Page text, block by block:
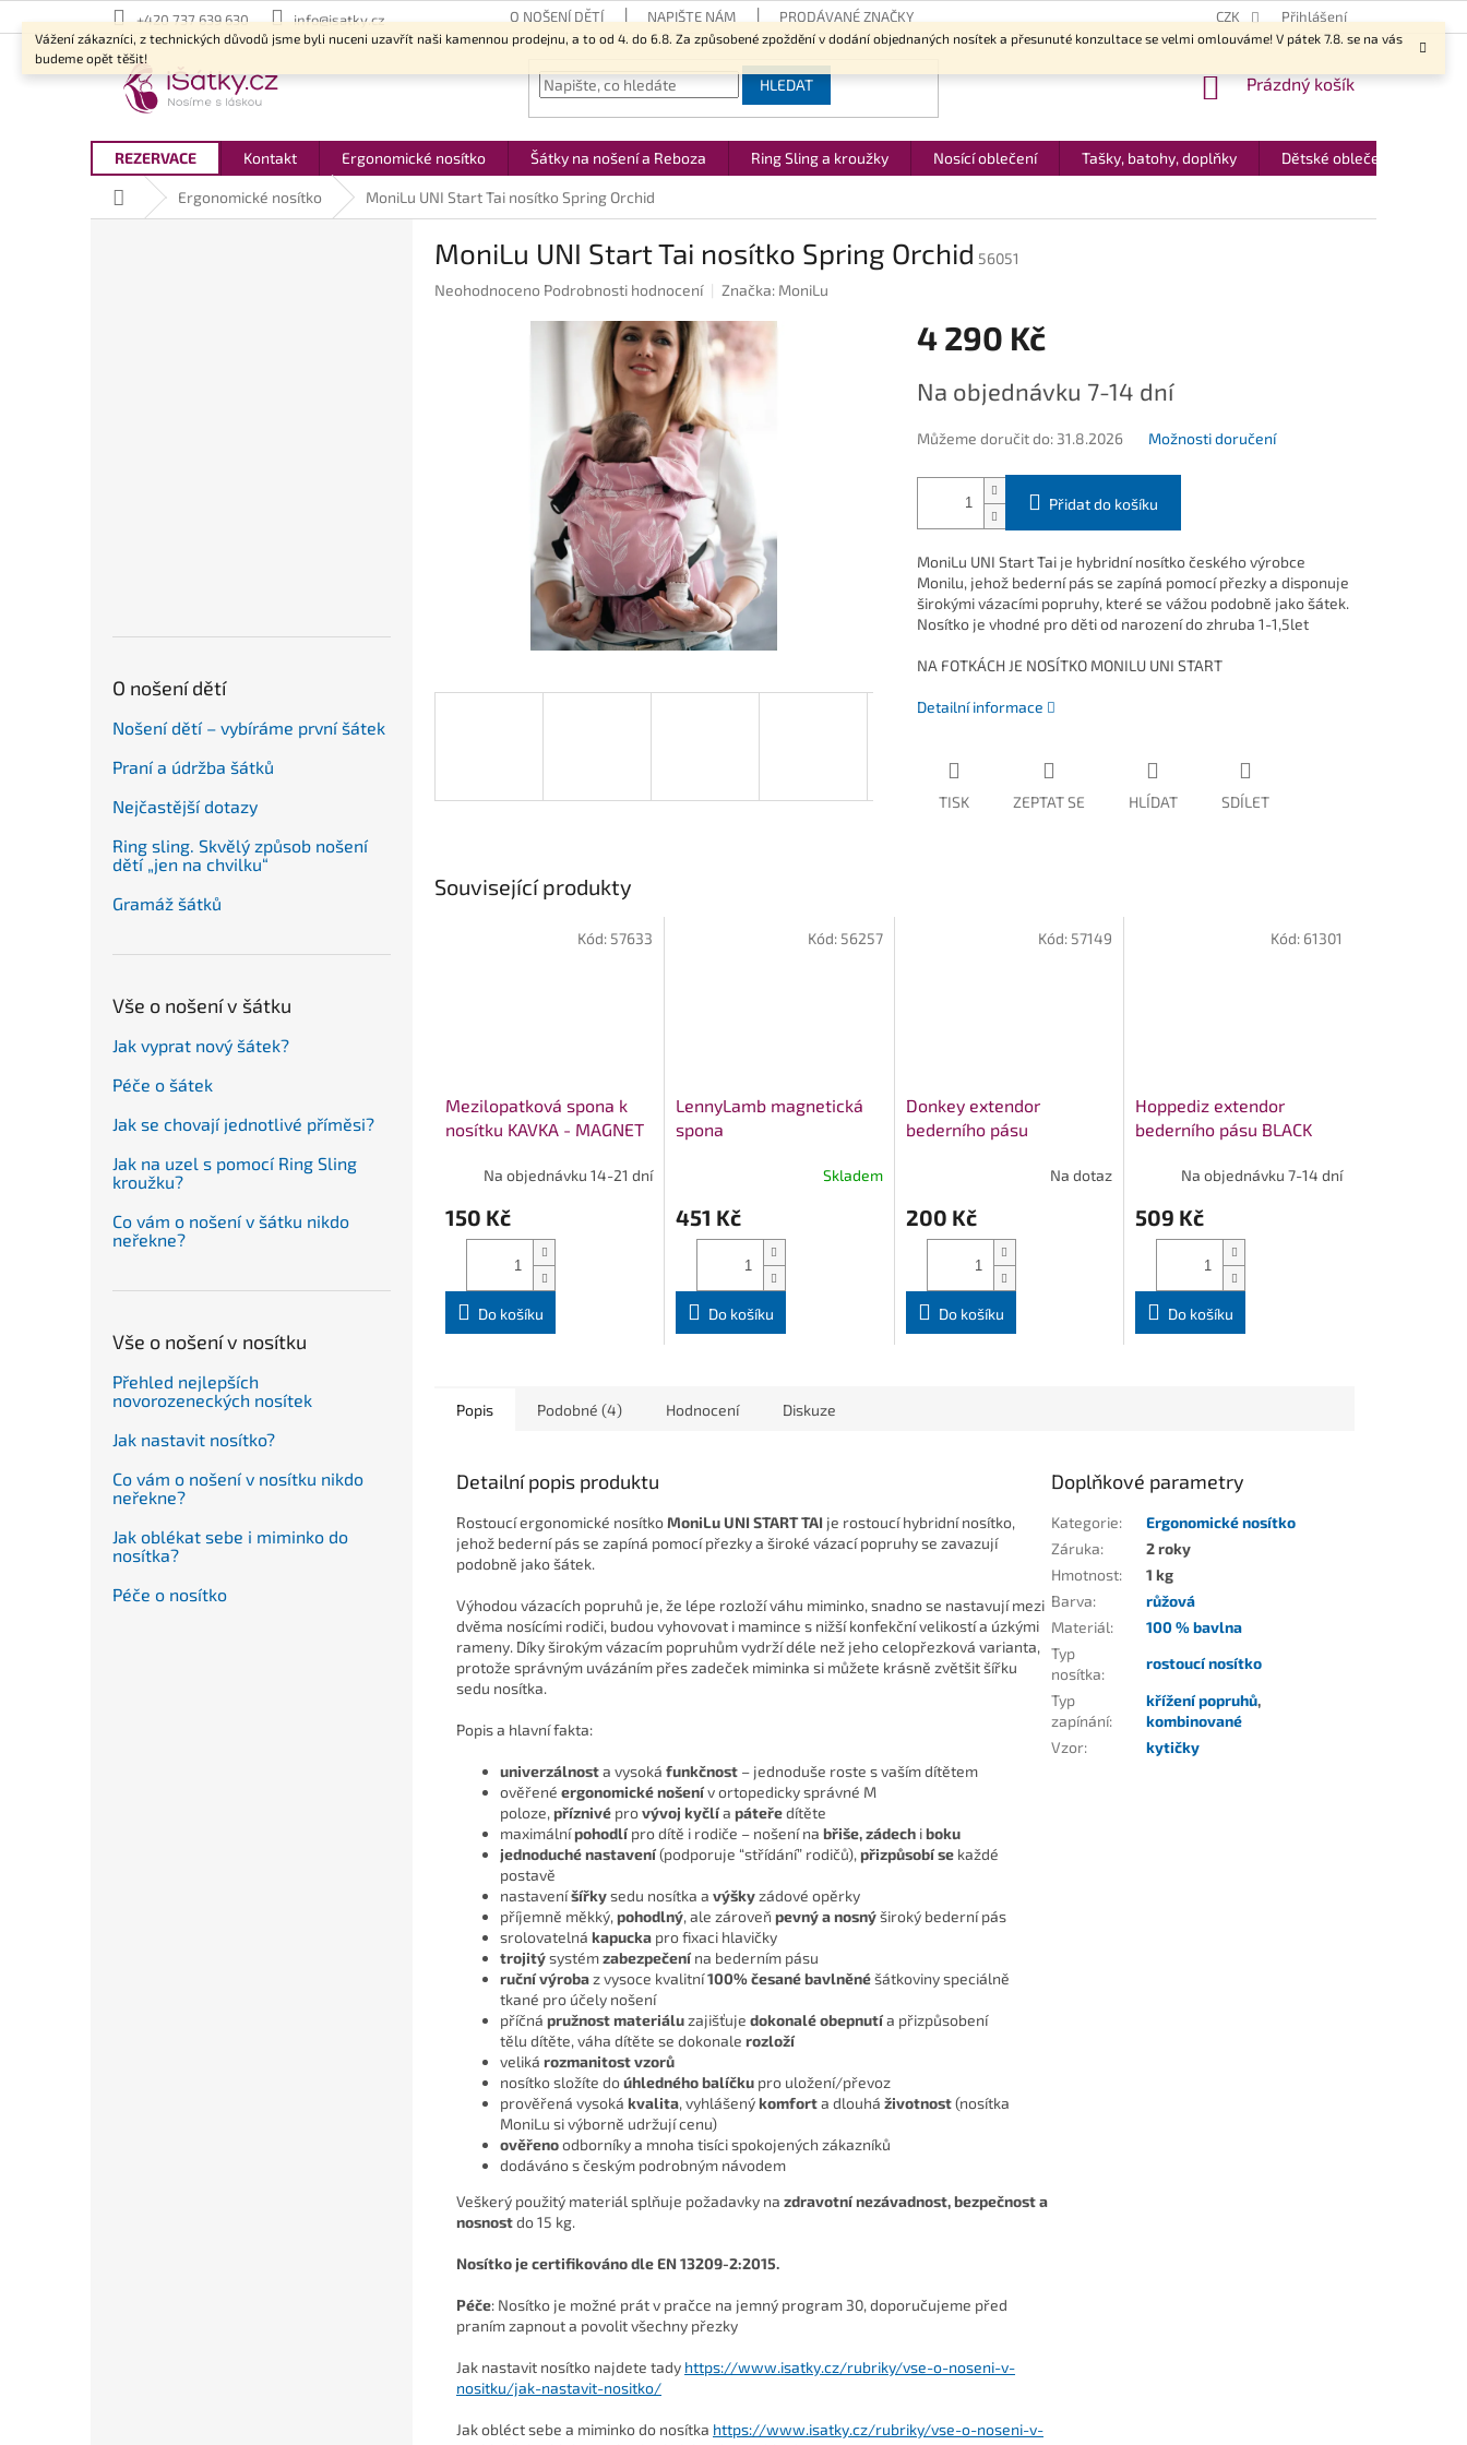
na
obsah
Vážení zákazníci, z technických důvodů jsme byli nuceni uzavřít naši kamennou prodejnu, a to od 4. do 6.8. Za způsobené zpoždění v dodání objednaných nosítek a přesunuté konzultace se velmi omlouváme! V pátek 7.8. se na vás
budeme opět těšit!
+420 737 639 630 info@isatky.cz O NOŠENÍ DĚTÍ NAPIŠTE NÁM PRODÁVANÉ ZNAČKY CZK Přihlášení
HLEDAT
NÁKUPNÍ
Prázdný košík
REZERVACE Kontakt Ergonomické nosítko Šátky na nošení a Reboza Ring Sling a kroužky Nosící oblečení Tašky, batohy, doplňky Dětské oblečení
Domů Ergonomické nosítko MoniLu UNI Start Tai nosítko Spring Orchid
O nošení dětí
Nošení dětí – vybíráme první šátek
Praní a údržba šátků
Nejčastější dotazy
Ring sling. Skvělý způsob nošení
dětí „jen na chvilku“
Gramáž šátků
Vše o nošení v šátku
Jak vyprat nový šátek?
Péče o šátek
Jak se chovají jednotlivé příměsi?
Jak na uzel s pomocí Ring Sling
kroužku?
Co vám o nošení v šátku nikdo
neřekne?
Vše o nošení v nosítku
Přehled nejlepších
novorozeneckých nosítek
Jak nastavit nosítko?
Co vám o nošení v nosítku nikdo
neřekne?
Jak oblékat sebe i miminko do
nosítka?
Péče o nosítko
MoniLu UNI Start Tai nosítko Spring Orchid 56051
Průměrné
Neohodnoceno Podrobnosti hodnocení Značka: MoniLu
4 290 Kč
cena:
Na objednávku 7-14 dní
Můžeme doručit do: 31.8.2026 Možnosti doručení
Přidat do košíku
MoniLu UNI Start Tai je hybridní nosítko českého výrobce
Monilu, jehož bederní pás se zapíná pomocí přezky a disponuje
širokými vázacími popruhy, které se vážou podobně jako šátek.
Nosítko je vhodné pro děti od narození do zhruba 1-1,5let
NA FOTKÁCH JE NOSÍTKO MONILU UNI START
Detailní informace
TISK ZEPTAT SE HLÍDAT SDÍLET
Související produkty
Mezilopatková spona k
nosítku KAVKA - MAGNET
Na objednávku 14-21 dní
150 Kč
Do košíku
Kód: 57633
LennyLamb magnetická
spona
Skladem
451 Kč
Do košíku
Kód: 56257
Donkey extendor
bederního pásu
Na dotaz
200 Kč
Do košíku
Kód: 57149
Hoppediz extendor
bederního pásu BLACK
Na objednávku 7-14 dní
509 Kč
Do košíku
Kód: 61301
Popis Podobné (4) Hodnocení Diskuze
Detailní popis produktu
Rostoucí ergonomické nosítkoMoniLu UNI STARTTAI je rostoucí hybridní nosítko,
jehož bederní pás se zapíná pomocí přezky a široké vázací popruhy se zavazují
podobně jako šátek.
Výhodou vázacích popruhů je, že lépe rozloží váhu miminko, snadno se nastavují mezi
dvěma nosícími rodiči, budou vyhovovat i mamince s nižší konfekční velikostí a úzkými
rameny. Díky širokým vázacím popruhům vydrží déle než jeho celopřezková varianta,
protože správným uvázáním přes zadeček miminka si můžete krásně zvětšit šířku
sedu nosítka.
Popis a hlavní fakta:
univerzálnosta vysoká funkčnost – jednoduše roste s vaším dítětem
ověřené ergonomické nošenív ortopedicky správné M
poloze, příznivé provývoj kyčlía páteředítěte
maximálnípohodlí pro dítě i rodiče – nošení na břiše, zádech iboku
jednoduché nastavení(podporuje “střídání” rodičů), přizpůsobí se každé
postavě
nastaveníšířkysedu nosítka a výškyzádové opěrky
příjemně měkký, pohodlný, ale zároveň pevný a nosnýširoký bederní pás
srolovatelná kapucka pro fixaci hlavičky
trojitýsystémzabezpečení na bederním pásu
ruční výrobaz vysoce kvalitní100% česanébavlněnéšátkoviny speciálně
tkané pro účely nošení
příčná pružnost materiáluzajišťuje dokonalé obepnutía přizpůsobení
tělu dítěte, váha dítěte se dokonale rozloží
veliká rozmanitost vzorů
nosítko složíte doúhledného balíčku pro uložení/převoz
prověřená vysoká kvalita, vyhlášenýkomforta dlouhá životnost(nosítka
MoniLu si výborně udržují cenu)
ověřenoodborníky a mnoha tisíci spokojených zákazníků
dodáváno s českým podrobným návodem
Veškerý použitý materiál splňuje požadavky na zdravotní nezávadnost, bezpečnost a
nosnostdo 15 kg.
Nosítko je certifikováno dle EN 13209-2:2015.
Péče: Nosítko je možné prát v pračce na jemný program 30, doporučujeme před
praním zapnout a povolit všechny přezky
Jak nastavit nosítko najdete tady https://www.isatky.cz/rubriky/vse-o-noseni-v-
nositku/jak-nastavit-nositko/
Jak obléct sebe a miminko do nosítka https://www.isatky.cz/rubriky/vse-o-noseni-v-
Doplňkové parametry
Kategorie:
Ergonomické nosítko
Záruka:
2 roky
Hmotnost:
1 kg
Barva:
růžová
Materiál:
100 % bavlna
Typ
nosítka:
rostoucí nosítko
Typ
zapínání:
křížení popruhů,
kombinované
Vzor: kytičky